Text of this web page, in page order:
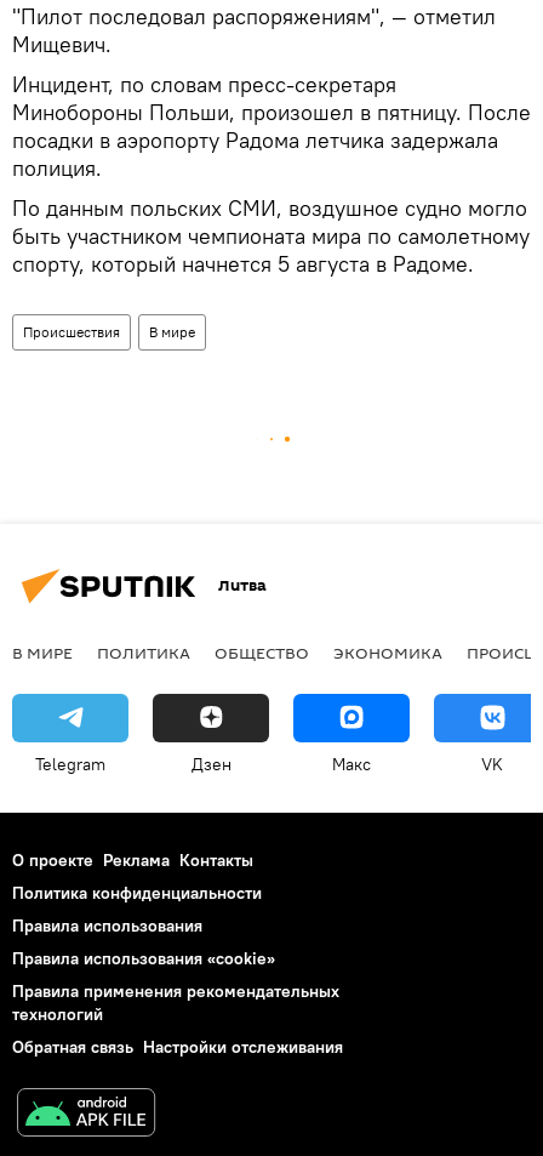
"Пилот последовал распоряжениям", — отметил
Мищевич.
Инцидент, по словам пресс-секретаря
Минобороны Польши, произошел в пятницу. После
посадки в аэропорту Радома летчика задержала
полиция.
По данным польских СМИ, воздушное судно могло
быть участником чемпионата мира по самолетному
спорту, который начнется 5 августа в Радоме.
Происшествия В мире
Литва
В МИРЕ ПОЛИТИКА ОБЩЕСТВО ЭКОНОМИКА
Telegram Дзен Макс VK
О проекте Реклама Контакты
Политика конфиденциальности
Правила использования
Правила использования «cookie»
Правила применения рекомендательных
технологий
Обратная связь Настройки отслеживания